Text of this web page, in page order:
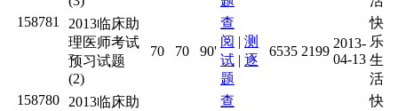
158781
2013临床助
理医师考试
预习试题
(2)
70 70 90'
查
阅 | 测
试 | 逐
题
6535 2199
2013-
04-13
快
乐
生
活
158780
2013临床助
查
快